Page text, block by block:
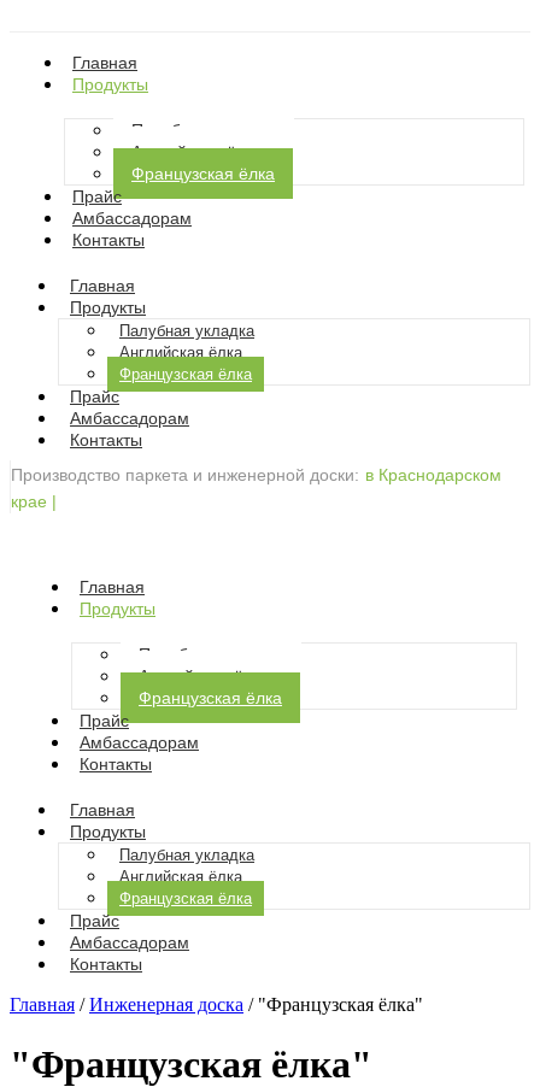
Главная
Продукты
Палубная укладка
Английская ёлка
Французская ёлка
Прайс
Амбассадорам
Контакты
Главная
Продукты
Палубная укладка
Английская ёлка
Французская ёлка
Прайс
Амбассадорам
Контакты
Производство паркета и инженерной доски: в Краснодарском
крае |
Главная
Продукты
Палубная укладка
Английская ёлка
Французская ёлка
Прайс
Амбассадорам
Контакты
Главная
Продукты
Палубная укладка
Английская ёлка
Французская ёлка
Прайс
Амбассадорам
Контакты
Главная /Инженерная доска / "Французская ёлка"
"Французская ёлка"